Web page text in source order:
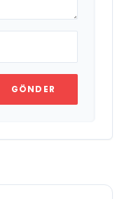
GÖNDER